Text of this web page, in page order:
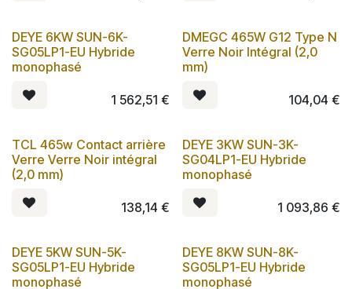
DEYE 6KW SUN-6K-
SG05LP1-EU Hybride
monophasé
1 562,51 €
DMEGC 465W G12 Type N
Verre Noir Intégral (2,0
mm)
104,04 €
TCL 465w Contact arrière
Verre Verre Noir intégral
(2,0 mm)
138,14 €
DEYE 3KW SUN-3K-
SG04LP1-EU Hybride
monophasé
1 093,86 €
DEYE 5KW SUN-5K-
SG05LP1-EU Hybride
monophasé
DEYE 8KW SUN-8K-
SG05LP1-EU Hybride
monophasé